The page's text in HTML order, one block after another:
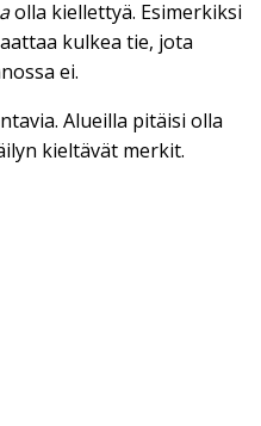
olla kiellettyä. Esimerkiksi
kulkea tie, jota
ei.
Alueilla pitäisi olla
kieltävät merkit.